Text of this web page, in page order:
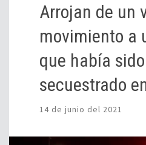
Arrojan de un
movimiento a
que había sido
secuestrado
14 de junio del 2021